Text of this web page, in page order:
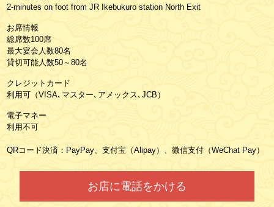
2-minutes on foot from JR Ikebukuro station North Exit
お席情報
総席数100席
最大宴会人数80名
貸切可能人数50～80名
クレジットカード
利用可（VISA､マスター､アメックス､JCB）
電子マネー
利用不可
QRコード決済：PayPay、支付宝（Alipay）、微信支付（WeChat Pay）
お店に電話をかける